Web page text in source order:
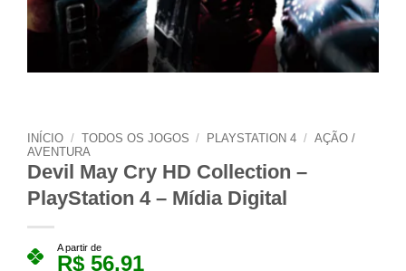
INÍCIO / TODOS OS JOGOS / PLAYSTATION 4 / AÇÃO /
AVENTURA
Devil May Cry HD Collection –
PlayStation 4 – Mídia Digital
A partir de
R$ 56,91